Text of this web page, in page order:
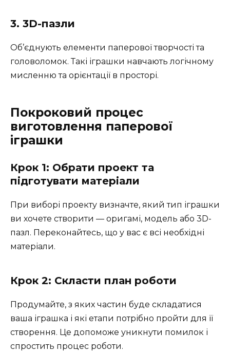
3. 3D-пазли
Об’єднують елементи паперової творчості та
головоломок. Такі іграшки навчають логічному
мисленню та орієнтації в просторі.
Покроковий процес
виготовлення паперової
іграшки
Крок 1: Обрати проект та
підготувати матеріали
При виборі проекту визначте, який тип іграшки
ви хочете створити — оригамі, модель або 3D-
пазл. Переконайтесь, що у вас є всі необхідні
матеріали.
Крок 2: Скласти план роботи
Продумайте, з яких частин буде складатися
ваша іграшка і які етапи потрібно пройти для її
створення. Це допоможе уникнути помилок і
спростить процес роботи.